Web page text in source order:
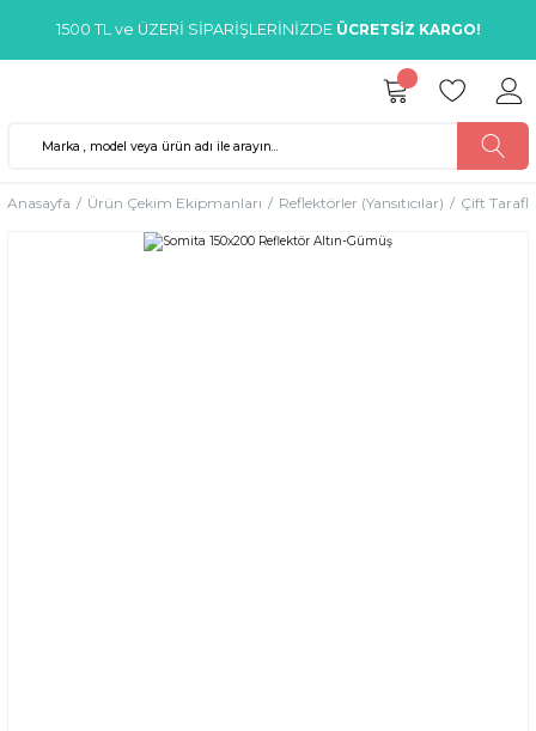
1500 TL ve ÜZERİ SİPARİŞLERİNİZDE ÜCRETSİZ KARGO!
Anasayfa Ürün Çekim Ekipmanları Reflektörler (Yansıtıcılar) Çift